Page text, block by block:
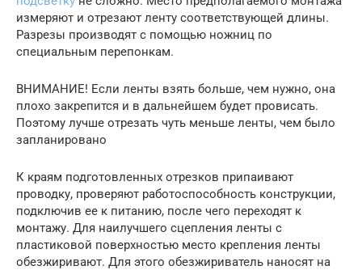
измеряют и отрезают ленту соответствующей длины.
Разрезы производят с помощью ножниц по
специальным перепонкам.
ВНИМАНИЕ! Если ленты взять больше, чем нужно, она
плохо закрепится и в дальнейшем будет провисать.
Поэтому лучше отрезать чуть меньше ленты, чем было
запланировано
К краям подготовленных отрезков припаивают
проводку, проверяют работоспособность конструкции,
подключив ее к питанию, после чего переходят к
монтажу. Для наилучшего сцепления ленты с
пластиковой поверхностью место крепления ленты
обезжиривают. Для этого обезжириватель наносят на